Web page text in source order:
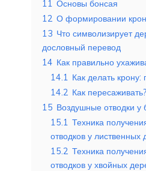
11 Основы бонсая
12 О формировании
13 Что символизирует
дословный перевод
14 Как правильно
14.1 Как делать
14.2 Как пересаживать?
15 Воздушные отводки у
15.1 Техника
отводков у лиственных
15.2 Техника
отводков у хвойных